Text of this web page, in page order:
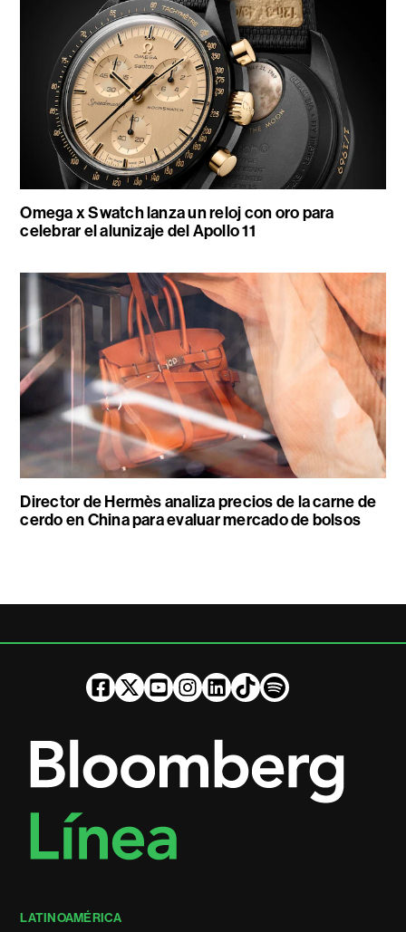
Omega x Swatch lanza un reloj con oro para
celebrar el alunizaje del Apollo 11
Director de Hermès analiza precios de la carne de
cerdo en China para evaluar mercado de bolsos
LATINOAMÉRICA